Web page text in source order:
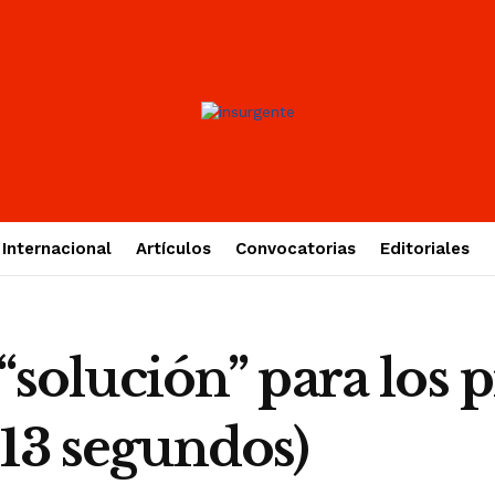
Internacional Artículos Convocatorias Editoriales
para los
segundos)